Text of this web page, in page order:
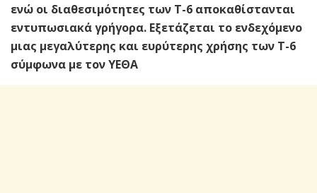
ενώ οι διαθεσιμότητες των Τ-6 αποκαθίστανται
εντυπωσιακά γρήγορα. Εξετάζεται το ενδεχόμενο
μιας μεγαλύτερης και ευρύτερης χρήσης των Τ-6
σύμφωνα με τον ΥΕΘΑ